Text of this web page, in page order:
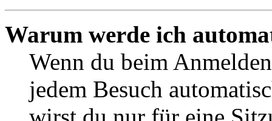
Warum werde ich
Wenn du beim
jedem Besuch